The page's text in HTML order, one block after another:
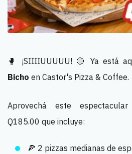
🥊 ¡SIIIIUUUUU! 🔴 Ya está
Bicho en Castor's Pizza & Coffee.
Aprovechá este
Q185.00 que incluye:
🍕 2 pizzas medianas de